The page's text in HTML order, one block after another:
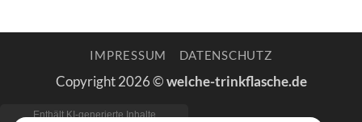
12,99 €9,99 €.
IMPRESSUM DATENSCHUTZ
Copyright 2026 ©welche-trinkflasche.de